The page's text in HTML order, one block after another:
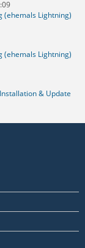
(ehemals Lightning)
(ehemals Lightning)
& Update